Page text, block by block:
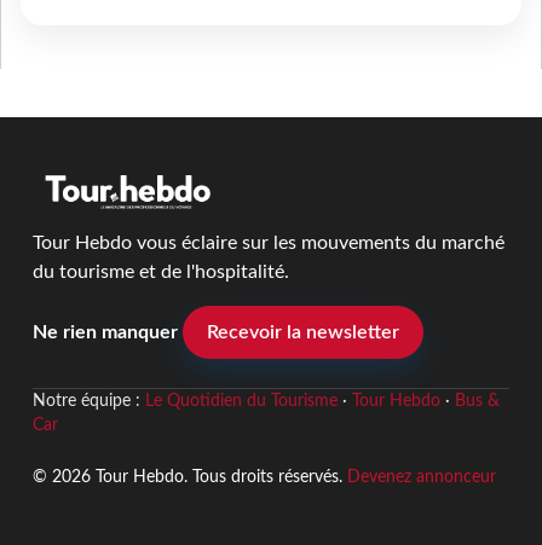
Tour Hebdo vous éclaire sur les mouvements du marché
du tourisme et de l'hospitalité.
Ne rien manquer Recevoir la newsletter
Notre équipe : Le Quotidien du Tourisme· Tour Hebdo· Bus &
Car
© 2026 Tour Hebdo. Tous droits réservés. Devenez annonceur